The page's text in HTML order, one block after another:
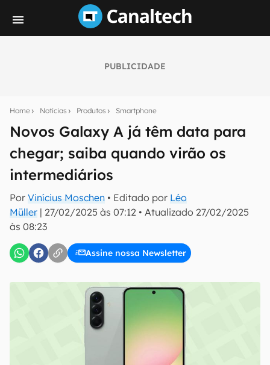
PUBLICIDADE
Home Notícias Produtos Smartphone
Novos Galaxy A já têm data para
chegar; saiba quando virão os
intermediários
Por Vinícius Moschen • Editado por Léo
Müller | 27/02/2025 às 07:12 • Atualizado 27/02/2025
às 08:23
Assine nossa Newsletter
notícias e reviews sobre tecnologia em primeira
E-mail
inscreva-se
Uso e Política de Privacidade do Canaltech.